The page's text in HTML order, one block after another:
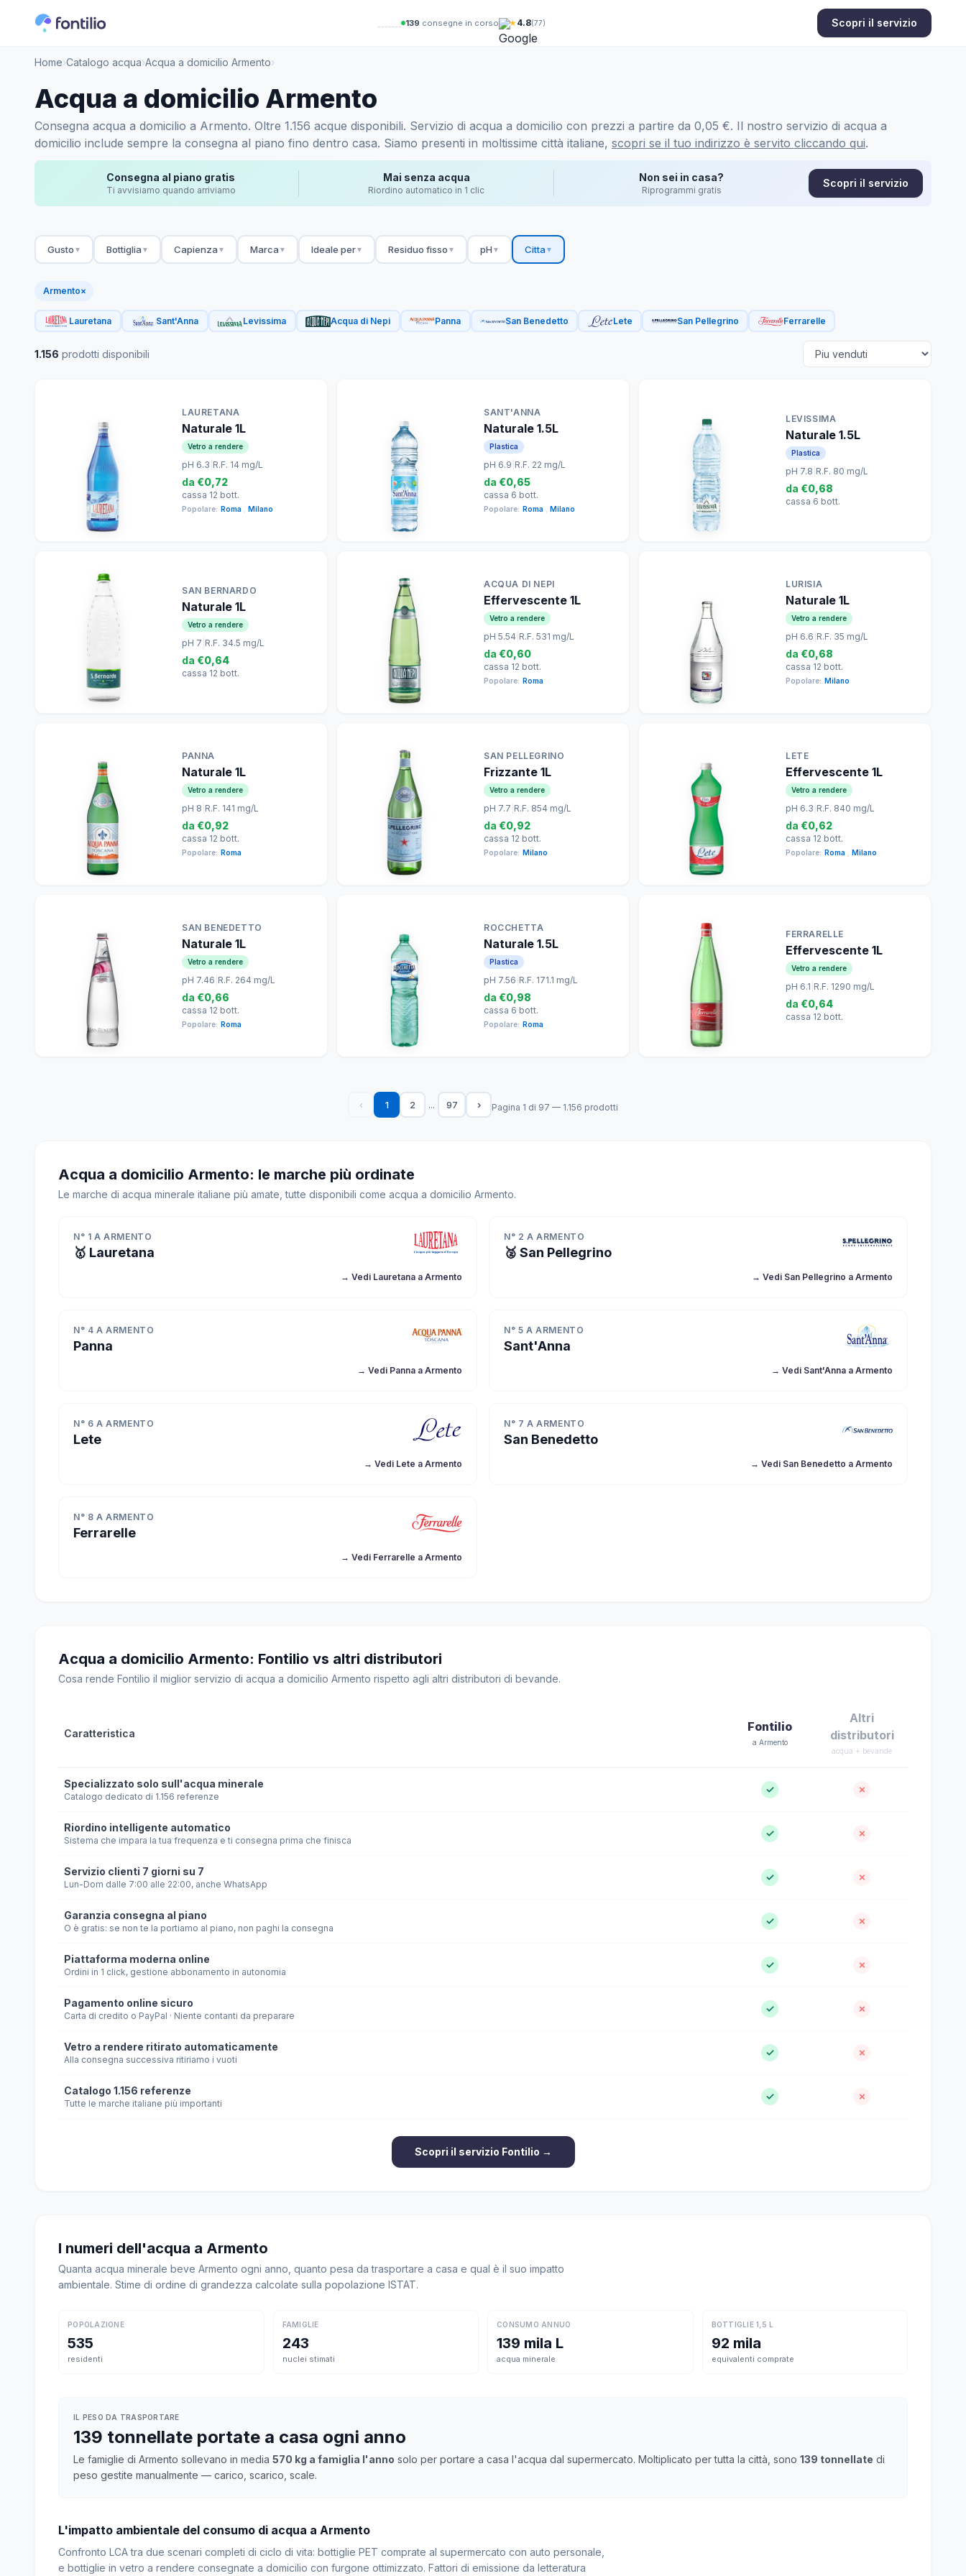
142 consegne in corso ★4.8(77) Scopri il servizio
Home›Catalogo acqua›Acqua a domicilio Armento›
Acqua a domicilio Armento
Consegna acqua a domicilio a Armento. Oltre 1.156 acque disponibili. Servizio di acqua a domicilio con prezzi a partire da 0,05 €. Il nostro servizio di acqua a
domicilio include sempre la consegna al piano fino dentro casa. Siamo presenti in moltissime città italiane, scopri se il tuo indirizzo è servito cliccando qui.
Consegna al piano gratis
Ti avvisiamo quando arriviamo
Mai senza acqua
Riordino automatico in 1 clic
Non sei in casa?
Riprogrammi gratis
Scopri il servizio
Gusto ▼ Bottiglia ▼ Capienza ▼ Marca ▼ Ideale per▼ Residuo fisso ▼ pH ▼ Citta▼
Armento×
Lauretana Sant'Anna Levissima Acqua di Nepi Panna San Benedetto Lete San Pellegrino Ferrarelle
1.156 prodotti disponibili
LAURETANA
Naturale 1L
Vetro a rendere
pH 6.3 R.F. 14 mg/L
da €0,72
cassa 12 bott.
Popolare: Roma Milano
SANT'ANNA
Naturale 1.5L
Plastica
pH 6.9 R.F. 22 mg/L
da €0,65
cassa 6 bott.
Popolare: Roma Milano
LEVISSIMA
Naturale 1.5L
Plastica
pH 7.8 R.F. 80 mg/L
da €0,68
cassa 6 bott.
SAN BERNARDO
Naturale 1L
Vetro a rendere
pH 7 R.F. 34.5 mg/L
da €0,64
cassa 12 bott.
ACQUA DI NEPI
Effervescente 1L
Vetro a rendere
pH 5.54 R.F. 531 mg/L
da €0,60
cassa 12 bott.
Popolare: Roma
LURISIA
Naturale 1L
Vetro a rendere
pH 6.6 R.F. 35 mg/L
da €0,68
cassa 12 bott.
Popolare: Milano
PANNA
Naturale 1L
Vetro a rendere
pH 8 R.F. 141 mg/L
da €0,92
cassa 12 bott.
Popolare: Roma
SAN PELLEGRINO
Frizzante 1L
Vetro a rendere
pH 7.7 R.F. 854 mg/L
da €0,92
cassa 12 bott.
Popolare: Milano
LETE
Effervescente 1L
Vetro a rendere
pH 6.3 R.F. 840 mg/L
da €0,62
cassa 12 bott.
Popolare: Roma Milano
SAN BENEDETTO
Naturale 1L
Vetro a rendere
pH 7.46 R.F. 264 mg/L
da €0,66
cassa 12 bott.
Popolare: Roma
ROCCHETTA
Naturale 1.5L
Plastica
pH 7.56 R.F. 171.1 mg/L
da €0,98
cassa 6 bott.
Popolare: Roma
FERRARELLE
Effervescente 1L
Vetro a rendere
pH 6.1 R.F. 1290 mg/L
da €0,64
cassa 12 bott.
‹ 1 2 ... 97 › Pagina 1 di 97 — 1.156 prodotti
Acqua a domicilio Armento: le marche più ordinate
Le marche di acqua minerale italiane più amate, tutte disponibili come acqua a domicilio Armento.
N° 1 A ARMENTO
🥇 Lauretana
→ Vedi Lauretana a Armento
N° 2 A ARMENTO
🥈 San Pellegrino
→ Vedi San Pellegrino a Armento
N° 4 A ARMENTO
Panna
→ Vedi Panna a Armento
N° 5 A ARMENTO
Sant'Anna
→ Vedi Sant'Anna a Armento
N° 6 A ARMENTO
Lete
→ Vedi Lete a Armento
N° 7 A ARMENTO
San Benedetto
→ Vedi San Benedetto a Armento
N° 8 A ARMENTO
Ferrarelle
→ Vedi Ferrarelle a Armento
Acqua a domicilio Armento: Fontilio vs altri distributori
Cosa rende Fontilio il miglior servizio di acqua a domicilio Armento rispetto agli altri distributori di bevande.
Caratteristica Fontilio
a Armento
Altri
distributori
acqua + bevande
Specializzato solo sull'acqua minerale
Catalogo dedicato di 1.156 referenze
✓ ✗
Riordino intelligente automatico
Sistema che impara la tua frequenza e ti consegna prima che finisca
✓ ✗
Servizio clienti 7 giorni su 7
Lun-Dom dalle 7:00 alle 22:00, anche WhatsApp
✓ ✗
Garanzia consegna al piano
O è gratis: se non te la portiamo al piano, non paghi la consegna
✓ ✗
Piattaforma moderna online
Ordini in 1 click, gestione abbonamento in autonomia
✓ ✗
Pagamento online sicuro
Carta di credito o PayPal · Niente contanti da preparare
✓ ✗
Vetro a rendere ritirato automaticamente
Alla consegna successiva ritiriamo i vuoti
✓ ✗
Catalogo 1.156 referenze
Tutte le marche italiane più importanti
✓ ✗
Scopri il servizio Fontilio →
I numeri dell'acqua a Armento
Quanta acqua minerale beve Armento ogni anno, quanto pesa da trasportare a casa e qual è il suo impatto
ambientale. Stime di ordine di grandezza calcolate sulla popolazione ISTAT.
POPOLAZIONE
535
residenti
FAMIGLIE
243
nuclei stimati
CONSUMO ANNUO
139 mila L
acqua minerale
BOTTIGLIE 1,5 L
92 mila
equivalenti comprate
IL PESO DA TRASPORTARE
139 tonnellate portate a casa ogni anno
Le famiglie di Armento sollevano in media 570 kg a famiglia l'anno solo per portare a casa l'acqua dal supermercato. Moltiplicato per tutta la città, sono 139 tonnellate di
peso gestite manualmente — carico, scarico, scale.
L'impatto ambientale del consumo di acqua a Armento
Confronto LCA tra due scenari completi di ciclo di vita: bottiglie PET comprate al supermercato con auto personale,
e bottiglie in vetro a rendere consegnate a domicilio con furgone ottimizzato. Fattori di emissione da letteratura